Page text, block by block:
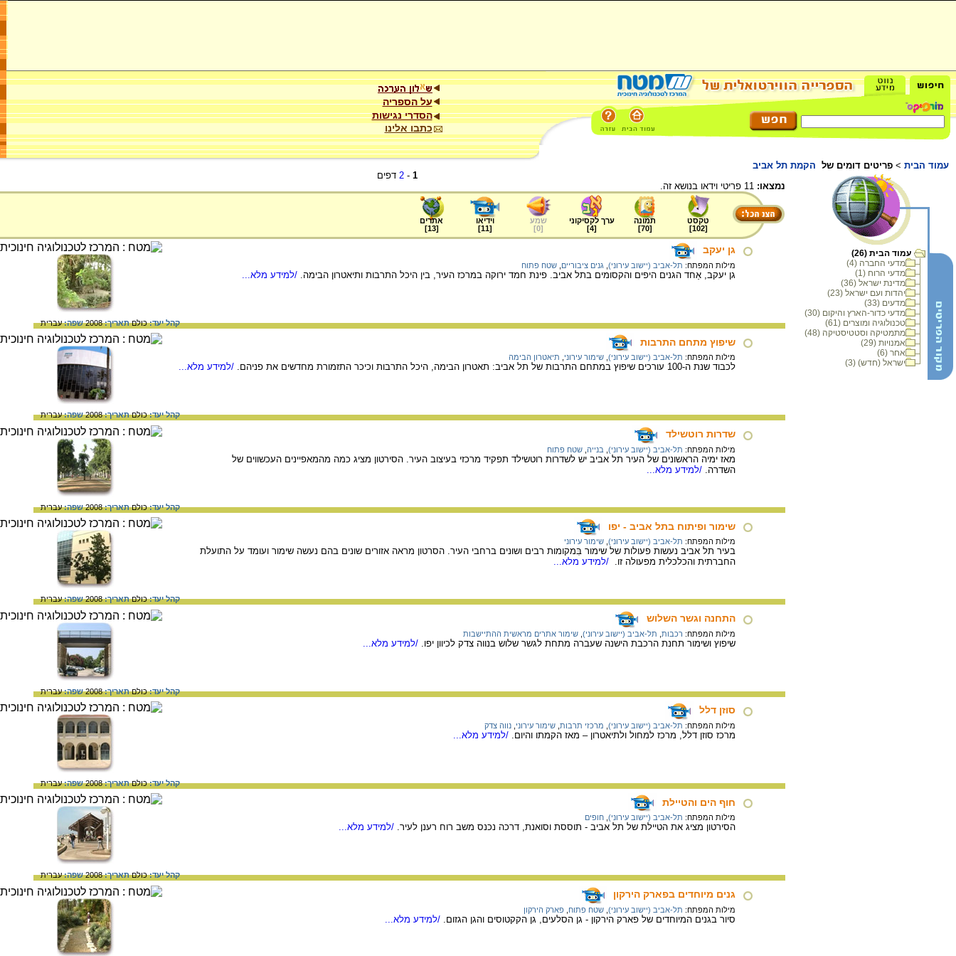
על הספריה
הסדרי נגישות
כתבו אלינו
עמוד הבית > פריטים דומים של הקמת תל אביב
עמוד הבית (26)
מדעי החברה (4)
מדעי הרוח (1)
מדינת ישראל (36)
יהדות ועם ישראל (23)
מדעים (33)
מדעי כדור-הארץ והיקום (30)
טכנולוגיה ומוצרים (61)
מתמטיקה וסטטיסטיקה (48)
אמנויות (29)
אחר (6)
ישראל (חדש) (3)
1
-
2 דפים
נמצאו:
טקסט
[
102
]
תמונה
[
70
]
ערך לקסיקוני
[
4
]
שמע
[
0
]
וידיאו
[
11
]
אתרים
[
13
]
גן יעקב
מילות המפתח: תל-אביב (יישוב עירוני) גנים ציבוריים שטח פתוח
גן יעקב, אַחד הגנים היפים והקסומים בתל אביב. פינת חמד ירוקה במרכז העיר, בין היכל התרבות ותיאטרון הבימה. /למידע מלא...
קהל יעד:כולםתאריך:2008 שפה:עברית
שיפוץ מתחם התרבות
מילות המפתח: תל-אביב (יישוב עירוני) שימור עירוני תיאטרון הבימה
לכבוד שנת ה-100 עורכים שיפוץ במתחם התרבות של תל אביב: תאטרון הבימה, היכל התרבות וכיכר התזמורת מחדשים את פניהם. /למידע מלא...
קהל יעד:כולםתאריך:2008 שפה:עברית
שדרות רוטשילד
מילות המפתח: תל-אביב (יישוב עירוני) בנייה שטח פתוח
מאז ימיה הראשונים של העיר תל אביב יש לשדרות רוטשילד תפקיד מרכזי בעיצוב העיר. הסירטון מציג כמה מהמאפיינים העכשווים של
השדרה. /למידע מלא...
קהל יעד:כולםתאריך:2008 שפה:עברית
שימור ופיתוח בתל אביב - יפו
מילות המפתח: תל-אביב (יישוב עירוני) שימור עירוני
בעיר תל אביב נעשות פעולות של שימור בִּמקומות רבים ושונים ברחבי העיר. הסרטון מראה אזורים שונים בהם נעשה שימור ועומד על התועלת
החברתית והכלכלית מפעולה זו. /למידע מלא...
קהל יעד:כולםתאריך:2008 שפה:עברית
התחנה וגשר השלוש
מילות המפתח: רכבות תל-אביב (יישוב עירוני) שימור אתרים מראשית ההתיישבות
שיפוץ ושימור תחנת הרכבת הישנה שעברה מתחת לגשר שלוש בנווה צדק לכיוון יפו. /למידע מלא...
קהל יעד:כולםתאריך:2008 שפה:עברית
סוזן דלל
מילות המפתח: תל-אביב (יישוב עירוני) מרכזי תרבות שימור עירוני נווה צדק
מרכז סוזן דלל, מרכז למחול ולתיאטרון – מאז הקמתו והיום. /למידע מלא...
קהל יעד:כולםתאריך:2008 שפה:עברית
חוף הים והטיילת
מילות המפתח: תל-אביב (יישוב עירוני) חופים
הסירטון מציג את הטיילת של תל אביב - תוססת וסואנת, דרכה נכנס משב רוח רענן לעיר. /למידע מלא...
קהל יעד:כולםתאריך:2008 שפה:עברית
גנים מיוחדים בפארק הירקון
מילות המפתח: תל-אביב (יישוב עירוני) שטח פתוח פארק הירקון
סיור בגנים המיוחדים של פארק הירקון - גן הסלעים, גן הקקטוסים והגן הגזום. /למידע מלא...